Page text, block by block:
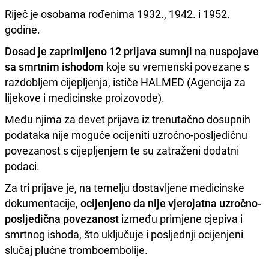
Riječ je osobama rođenima 1932., 1942. i 1952.
godine.
Dosad je zaprimljeno 12 prijava sumnji na nuspojave
sa smrtnim ishodom koje su vremenski povezane s
razdobljem cijepljenja, ističe HALMED (Agencija za
lijekove i medicinske proizovode).
Među njima za devet prijava iz trenutačno dosupnih
podataka nije moguće ocijeniti uzročno-posljedičnu
povezanost s cijepljenjem te su zatraženi dodatni
podaci.
Za tri prijave je, na temelju dostavljene medicinske
dokumentacije, ocijenjeno da nije vjerojatna uzročno-
posljedična povezanost između primjene cjepiva i
smrtnog ishoda, što uključuje i posljednji ocijenjeni
slučaj plućne tromboembolije.